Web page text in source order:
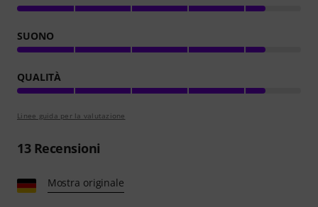
SUONO
QUALITÀ
Linee guida per la valutazione
13Recensioni
Mostra originale